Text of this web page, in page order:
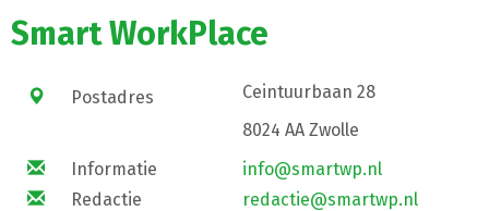
Smart WorkPlace
Postadres
Ceintuurbaan 28
8024 AA Zwolle
Informatie
info@smartwp.nl
Redactie
redactie@smartwp.nl